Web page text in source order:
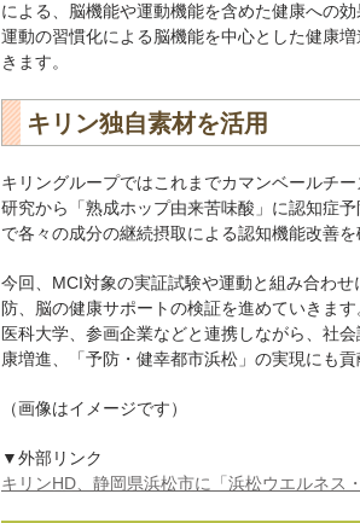
による、脳機能や運動機能を含めた健康への
運動の習慣化による脳機能を中心とした健康
きます。
キリン独自素材を活用
キリングループではこれまでカマンベールチ
研究から「熟成ホップ由来苦味酸」に認知症
で各々の成分の継続摂取による認知機能改善を
今回、MCI対象の実証試験や運動と組み合わ
防、脳の健康サポートの検証を進めていきま
医科大学、参画企業などと連携しながら、社
康増進、「予防・健幸都市浜松」の実現にも貢
（画像はイメージです）
▼外部リンク
キリンHD、静岡県浜松市に「浜松ウエルネス